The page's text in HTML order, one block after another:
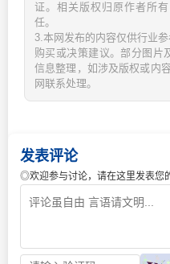
证。相关版权归原作者所
任。
3.本网发布的内容仅供行业
购买或决策建议。部分图片
信息整理，如涉及版权或内
网联系处理。
发表评论
◎欢迎参与讨论，请在这里发表您